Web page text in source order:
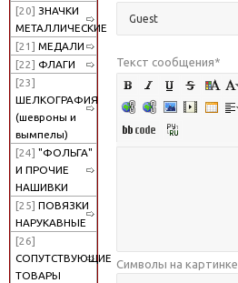
[20] ЗНАЧКИ
МЕТАЛЛИЧЕСКИЕ
[21] МЕДАЛИ
[22] ФЛАГИ
[23]
ШЕЛКОГРАФИЯ
(шевроны и
вымпелы)
[24] "ФОЛЬГА"
И ПРОЧИЕ
НАШИВКИ
[25] ПОВЯЗКИ
НАРУКАВНЫЕ
[26]
СОПУТСТВУЮЩИЕ
ТОВАРЫ
Текст сообщения*
Символы на картинке